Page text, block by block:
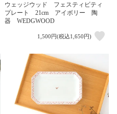
ウェッジウッド フェスティビティ
プレート 21cm アイボリー 陶
器 WEDGWOOD
1,500円(税込1,650円)